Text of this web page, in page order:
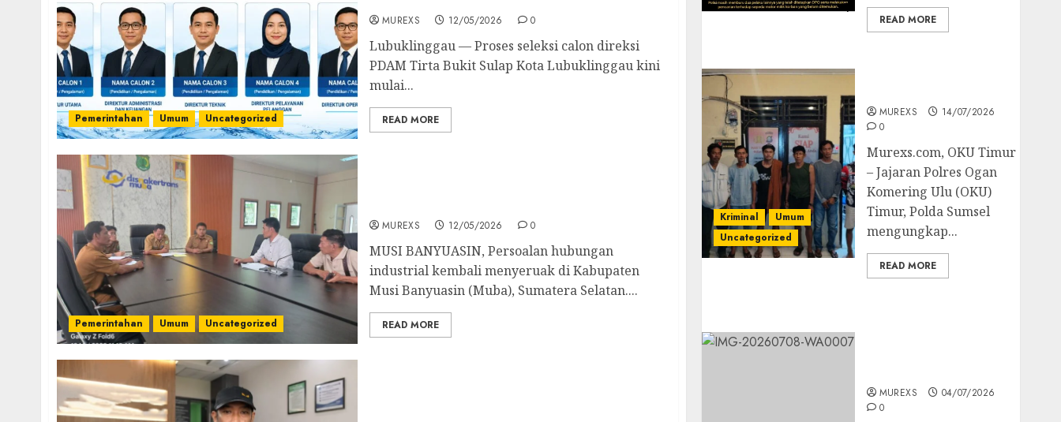
Pemerintahan Umum Uncategorized
MUREXS 12/05/2026 0
Lubuklinggau — Proses seleksi calon direksi
PDAM Tirta Bukit Sulap Kota Lubuklinggau kini
mulai...
READ MORE
Pemerintahan Umum Uncategorized
MUREXS 12/05/2026 0
MUSI BANYUASIN, Persoalan hubungan
industrial kembali menyeruak di Kabupaten
Musi Banyuasin (Muba), Sumatera Selatan....
READ MORE
READ MORE
Kriminal
Umum
Uncategorized
MUREXS
14/07/2026
0
Murexs.com, OKU Timur
– Jajaran Polres Ogan
Komering Ulu (OKU)
Timur, Polda Sumsel
mengungkap...
READ MORE
MUREXS
04/07/2026
0